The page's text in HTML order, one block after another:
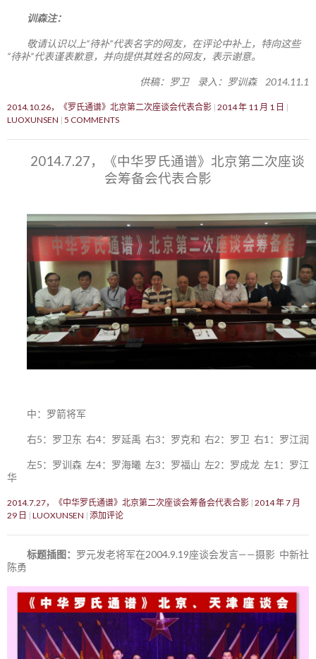
训森注：
敬请认识以上“待补”代表名字的网友，在评论中补上，特向这些
“待补”代表谨表歉意，并向提供其姓名的网友，表示谢意。
供稿：罗卫 录入：罗训森 2014.11.1
2014.10.26，《罗氏通谱》北京第二次座谈会代表合影 2014 年 11 月 1 日
LUOXUNSEN 5 COMMENTS
2014.7.27，《中华罗氏通谱》北京第二次座谈
会筹备会代表合影
中：罗箭将军
右5：罗卫东 右4：罗延禹 右3：罗克和 右2：罗卫 右1：罗江润
左5：罗训森 左4：罗海曦 左3：罗福山 左2：罗成龙 左1：罗江
华
2014.7.27，《中华罗氏通谱》北京第二次座谈会筹备会代表合影 2014 年 7 月
29 日
LUOXUNSEN 添加评论
标题插图： 罗元发老将军在2004.9.19座谈会发言——摄影 中新社
陈勇